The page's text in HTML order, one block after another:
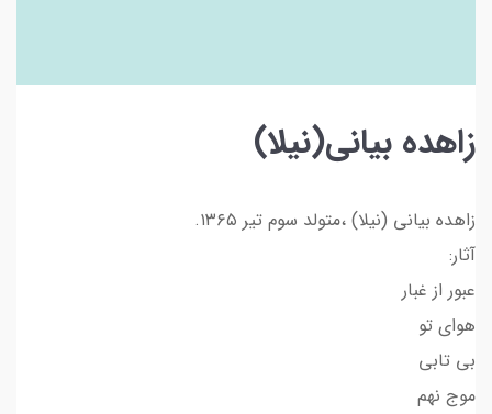
زاهده بیانی(نیلا)
زاهده بیانی (نیلا) ،متولد سوم تیر ۱۳۶۵.
آثار:
عبور از غبار
هوای تو
بی تابی
موج نهم